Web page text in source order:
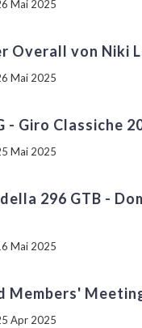
Mai 2025
Overall von Niki
Mai 2025
- Giro Classiche
Mai 2025
296 GTB -
Mai 2025
Members'
Apr 2025